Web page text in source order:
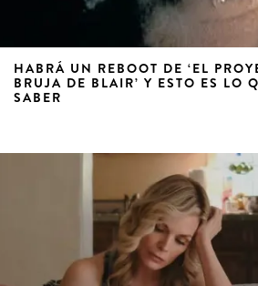
HABRÁ UN REBOOT DE ‘EL
BRUJA DE BLAIR’ Y ESTO ES LO
SABER